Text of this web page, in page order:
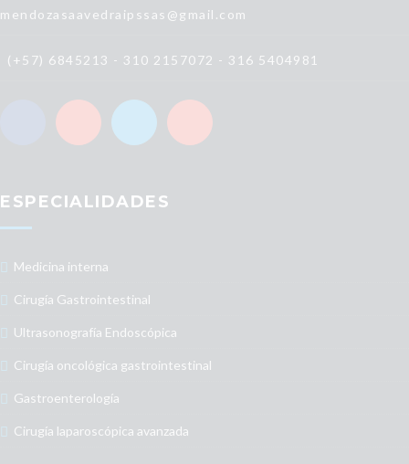
mendozasaavedraipssas@gmail.com
(+57) 6845213 - 310 2157072 - 316 5404981
ESPECIALIDADES
Medicina interna
Cirugía Gastrointestinal
Ultrasonografía Endoscópica
Cirugía oncológica gastrointestinal
Gastroenterología
Cirugía laparoscópica avanzada